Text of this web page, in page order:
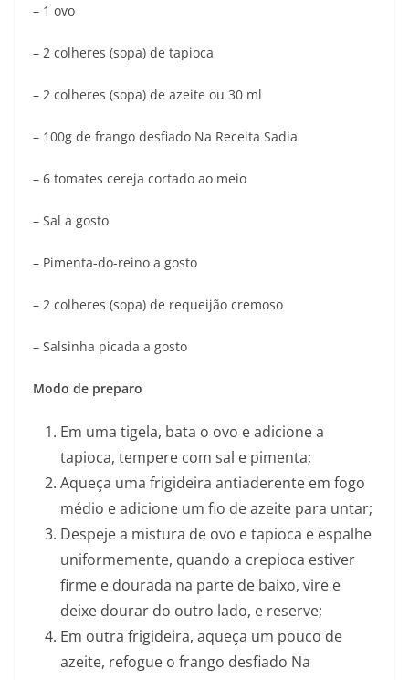
– 1 ovo
– 2 colheres (sopa) de tapioca
– 2 colheres (sopa) de azeite ou 30 ml
– 100g de frango desfiado Na Receita Sadia
– 6 tomates cereja cortado ao meio
– Sal a gosto
– Pimenta-do-reino a gosto
– 2 colheres (sopa) de requeijão cremoso
– Salsinha picada a gosto
Modo de preparo
Em uma tigela, bata o ovo e adicione a
tapioca, tempere com sal e pimenta;
Aqueça uma frigideira antiaderente em fogo
médio e adicione um fio de azeite para untar;
Despeje a mistura de ovo e tapioca e espalhe
uniformemente, quando a crepioca estiver
firme e dourada na parte de baixo, vire e
deixe dourar do outro lado, e reserve;
Em outra frigideira, aqueça um pouco de
azeite, refogue o frango desfiado Na